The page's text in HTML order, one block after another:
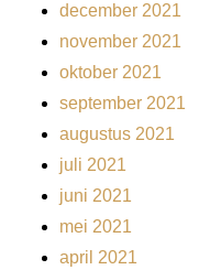
december 2021
november 2021
oktober 2021
september 2021
augustus 2021
juli 2021
juni 2021
mei 2021
april 2021